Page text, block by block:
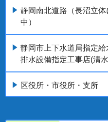
静岡南北道路（長沼立
中）
静岡市上下水道局指定
排水設備指定工事店(清
区役所・市役所・支所